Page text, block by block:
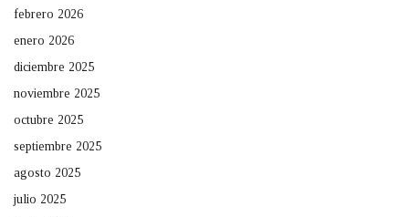
febrero 2026
enero 2026
diciembre 2025
noviembre 2025
octubre 2025
septiembre 2025
agosto 2025
julio 2025